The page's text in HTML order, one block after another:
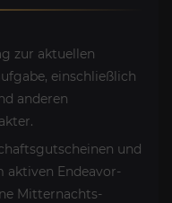
zur aktuellen
einschließlich
anderen
und
aktiven Endeavor-
Mitternachts-